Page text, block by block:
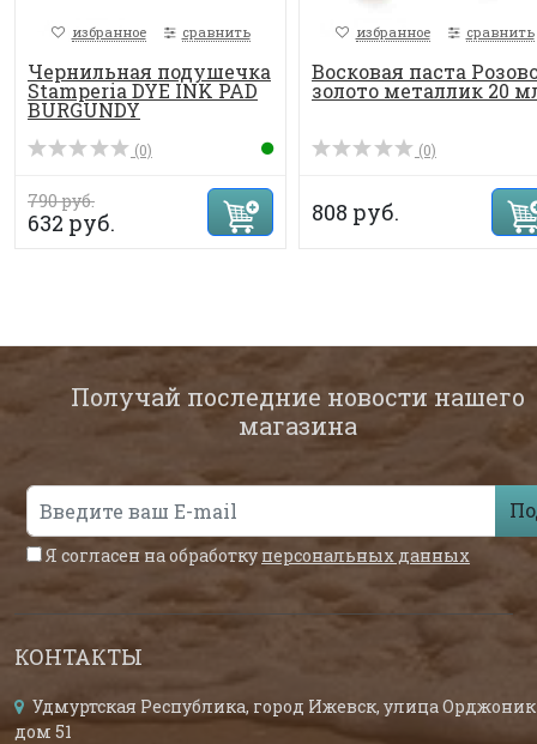
избранное сравнить
Чернильная подушечка
Stamperia DYE INK PAD
BURGUNDY
(0)
790 руб.
632 руб.
избранное сравнить
Восковая паста
золото металлик 20
(0)
808 руб.
Получай последние новости нашего
магазина
Я согласен на обработку персональных данных
КОНТАКТЫ
Удмуртская Республика, город Ижевск, улица
дом 51